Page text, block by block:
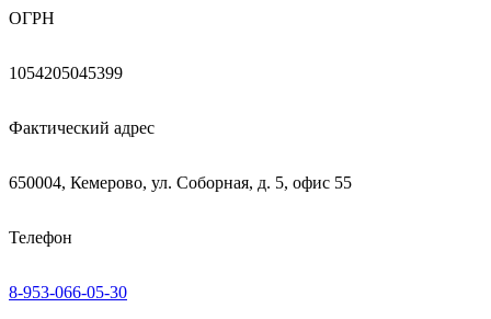
ОГРН
1054205045399
Фактический адрес
650004, Кемерово, ул. Соборная, д. 5, офис 55
Телефон
8-953-066-05-30